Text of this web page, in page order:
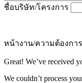
ชื่อบริษัท/โครงการ
หน้างาน/ความต้องการ
Great! We’ve received
We couldn’t process